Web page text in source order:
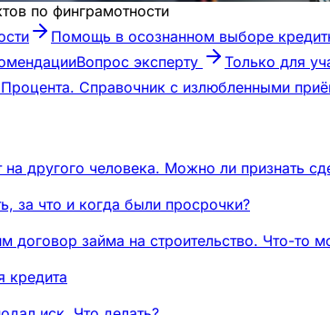
по финграмотности
Помощь в осознанном выборе
Вопрос эксперту Только для
Справочник с излюбленными
другого человека. Можно ли признать
за что и когда были просрочки?
договор займа на строительство. Что-то
кредита